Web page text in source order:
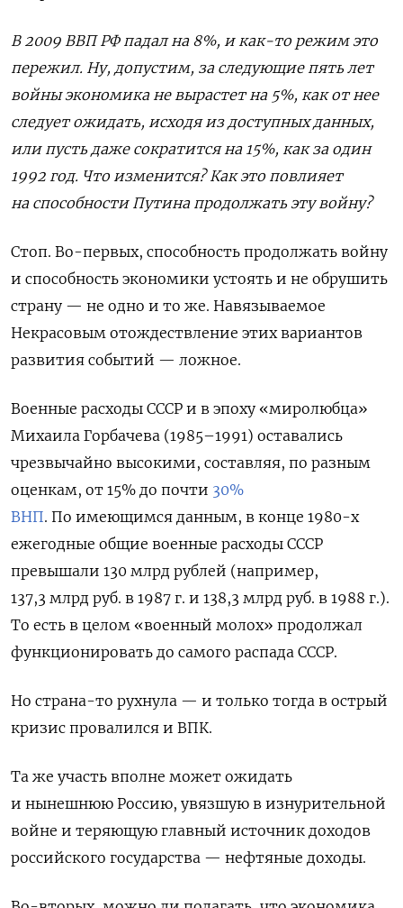
В 2009 ВВП РФ падал на 8%, и как-то режим это
пережил. Ну, допустим, за следующие пять лет
войны экономика не вырастет на 5%, как от нее
следует ожидать, исходя из доступных данных,
или пусть даже сократится на 15%, как за один
1992 год. Что изменится? Как это повлияет
на способности Путина продолжать эту войну?
Стоп. Во-первых, способность продолжать войну
и способность экономики устоять и не обрушить
страну — не одно и то же. Навязываемое
Некрасовым отождествление этих вариантов
развития событий — ложное.
Военные расходы СССР и в эпоху «миролюбца»
Михаила Горбачева (1985–1991) оставались
чрезвычайно высокими, составляя, по разным
оценкам, от 15% до почти 30%
ВНП. По имеющимся данным, в конце 1980-х
ежегодные общие военные расходы СССР
превышали 130 млрд рублей (например,
137,3 млрд руб. в 1987 г. и 138,3 млрд руб. в 1988 г.).
То есть в целом «военный молох» продолжал
функционировать до самого распада СССР.
Но страна-то рухнула — и только тогда в острый
кризис провалился и ВПК.
Та же участь вполне может ожидать
и нынешнюю Россию, увязшую в изнурительной
войне и теряющую главный источник доходов
российского государства — нефтяные доходы.